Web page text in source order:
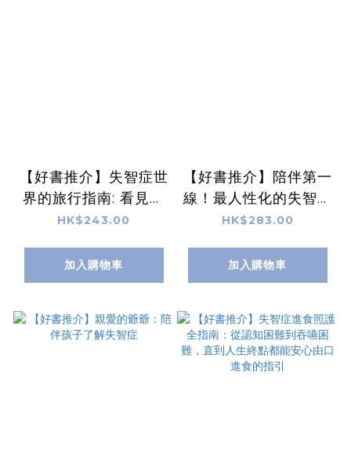
【好書推介】失智症世
界的旅行指南: 看見失
智症患者眼中的世界,
出現障礙的原因
HK$243.00
加入購物車
【好書推介】陪伴第一
線！最人性化的失智症
照護全圖解 ：以人為
法，居家&機構都適
用！
HK$283.00
加入購物車